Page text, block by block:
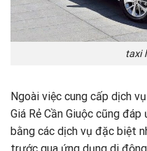
taxi
Ngoài việc cung cấp dịch
Giá Rẻ Cần Giuộc cũng
bằng các dịch vụ đặc biệt